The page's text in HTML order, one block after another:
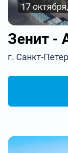
17
Зенит -
г. Санкт-